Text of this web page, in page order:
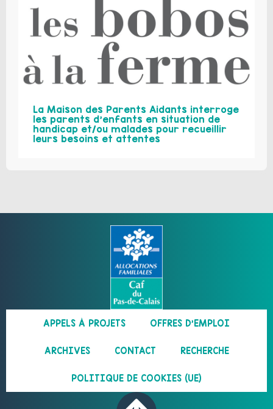
La Maison des Parents Aidants interroge
les parents d’enfants en situation de
handicap et/ou malades pour recueillir
leurs besoins et attentes
APPELS À PROJETS OFFRES D’EMPLOI
ARCHIVES CONTACT RECHERCHE
POLITIQUE DE COOKIES (UE)